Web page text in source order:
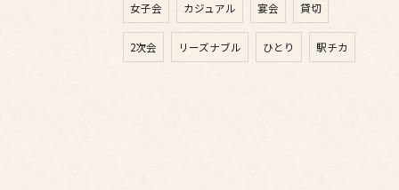
女子会 カジュアル 宴会 貸切
2次会 リーズナブル ひとり 駅チカ